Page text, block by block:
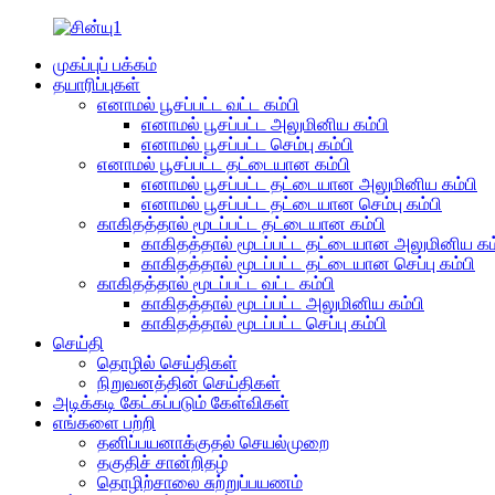
முகப்புப் பக்கம்
தயாரிப்புகள்
எனாமல் பூசப்பட்ட வட்ட கம்பி
எனாமல் பூசப்பட்ட அலுமினிய கம்பி
எனாமல் பூசப்பட்ட செம்பு கம்பி
எனாமல் பூசப்பட்ட தட்டையான கம்பி
எனாமல் பூசப்பட்ட தட்டையான அலுமினிய கம்பி
எனாமல் பூசப்பட்ட தட்டையான செம்பு கம்பி
காகிதத்தால் மூடப்பட்ட தட்டையான கம்பி
காகிதத்தால் மூடப்பட்ட தட்டையான அலுமினிய
காகிதத்தால் மூடப்பட்ட தட்டையான செப்பு கம்பி
காகிதத்தால் மூடப்பட்ட வட்ட கம்பி
காகிதத்தால் மூடப்பட்ட அலுமினிய கம்பி
காகிதத்தால் மூடப்பட்ட செப்பு கம்பி
செய்தி
தொழில் செய்திகள்
நிறுவனத்தின் செய்திகள்
அடிக்கடி கேட்கப்படும் கேள்விகள்
எங்களை பற்றி
தனிப்பயனாக்குதல் செயல்முறை
தகுதிச் சான்றிதழ்
தொழிற்சாலை சுற்றுப்பயணம்